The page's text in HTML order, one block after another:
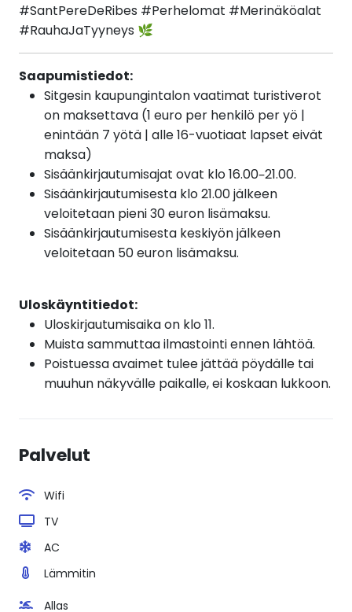
#SantPereDeRibes #Perhelomat #Merinäköalat
#RauhaJaTyyneys 🌿
Saapumistiedot:
Sitgesin kaupungintalon vaatimat turistiverot
on maksettava (1 euro per henkilö per yö |
enintään 7 yötä | alle 16-vuotiaat lapset eivät
maksa)
Sisäänkirjautumisajat ovat klo 16.00–21.00.
Sisäänkirjautumisesta klo 21.00 jälkeen
veloitetaan pieni 30 euron lisämaksu.
Sisäänkirjautumisesta keskiyönjälkeen
veloitetaan 50 euron lisämaksu.
Uloskäyntitiedot:
Uloskirjautumisaika on klo 11.
Muista sammuttaa ilmastointi ennen lähtöä.
Poistuessa avaimet tulee jättää pöydälle tai
muuhun näkyvälle paikalle, ei koskaan lukkoon.
Palvelut
Wifi
TV
AC
Lämmitin
Allas